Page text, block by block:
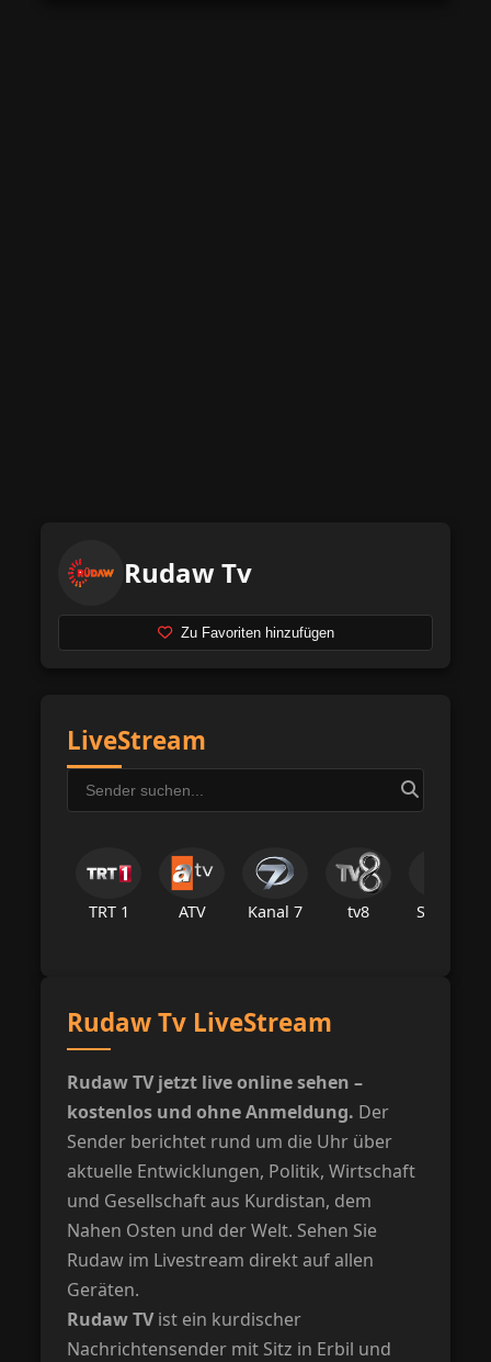
Rudaw Tv
Zu Favoriten hinzufügen
LiveStream
TRT 1 ATV Kanal 7 tv8 Star Tv
Rudaw Tv LiveStream
Rudaw TV jetzt live online sehen –
kostenlos und ohne Anmeldung. Der
Sender berichtet rund um die Uhr über
aktuelle Entwicklungen, Politik, Wirtschaft
und Gesellschaft aus Kurdistan, dem
Nahen Osten und der Welt. Sehen Sie
Rudaw im Livestream direkt auf allen
Geräten.
Rudaw TVist ein kurdischer
Nachrichtensender mit Sitz in Erbil und